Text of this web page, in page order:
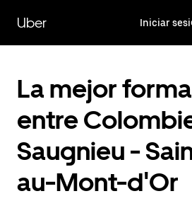
contenido
principal
Uber Iniciar
La mejor
entre
Saugnieu -
au-Mont-d'Or